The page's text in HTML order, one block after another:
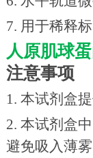
7. 用于稀释
人原肌球
注意事项
1. 本试剂盒
2. 本试剂盒
避免吸入薄